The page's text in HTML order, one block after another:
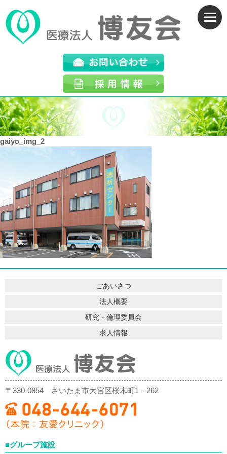
gaiyo_img_2
ごあいさつ
法人概要
研究・倫理委員会
求人情報
〒330-0854 さいたま市大宮区桜木町1－262
■グループ施設